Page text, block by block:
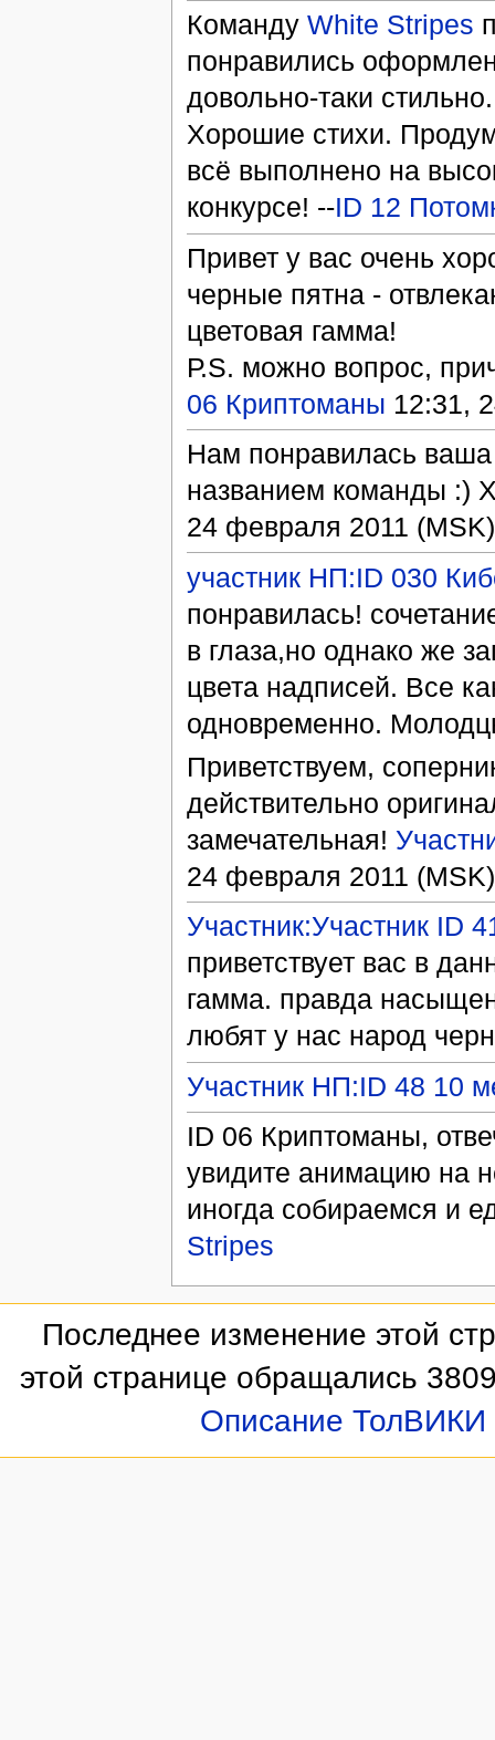
Команду White Stripes
понравились
довольно-таки
Хорошие стихи.
всё выполнено на
конкурсе! --ID 12
Привет у вас очень
черные пятна -
цветовая гамма!
Р.S. можно вопрос,
06 Криптоманы 12:31,
Нам понравилась
названием команды :)
24 февраля 2011 (MSK)
участник НП:ID 030
понравилась!
в глаза,но однако же
цвета надписей. Все
одновременно.
Приветствуем,
действительно
замечательная!
24 февраля 2011 (MSK)
Участник:Участник ID
приветствует вас в
гамма. правда
любят у нас народ
Участник НП:ID 48 10
ID 06 Криптоманы,
увидите анимацию на
иногда собираемся и
Stripes
Последнее изменение этой
этой странице обращались
Описание ТолВИКИ